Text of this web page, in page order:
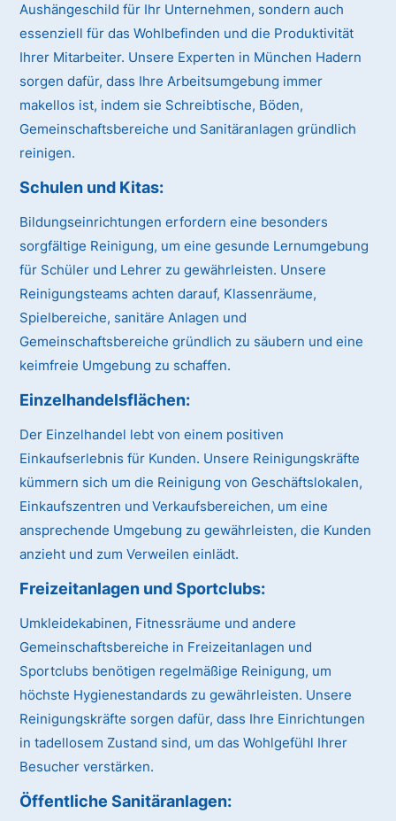
Aushängeschild für Ihr Unternehmen, sondern auch
essenziell für das Wohlbefinden und die Produktivität
Ihrer Mitarbeiter. Unsere Experten in München Hadern
sorgen dafür, dass Ihre Arbeitsumgebung immer
makellos ist, indem sie Schreibtische, Böden,
Gemeinschaftsbereiche und Sanitäranlagen gründlich
reinigen.
Schulen und Kitas:
Bildungseinrichtungen erfordern eine besonders
sorgfältige Reinigung, um eine gesunde Lernumgebung
für Schüler und Lehrer zu gewährleisten. Unsere
Reinigungsteams achten darauf, Klassenräume,
Spielbereiche, sanitäre Anlagen und
Gemeinschaftsbereiche gründlich zu säubern und eine
keimfreie Umgebung zu schaffen.
Einzelhandelsflächen:
Der Einzelhandel lebt von einem positiven
Einkaufserlebnis für Kunden. Unsere Reinigungskräfte
kümmern sich um die Reinigung von Geschäftslokalen,
Einkaufszentren und Verkaufsbereichen, um eine
ansprechende Umgebung zu gewährleisten, die Kunden
anzieht und zum Verweilen einlädt.
Freizeitanlagen und Sportclubs:
Umkleidekabinen, Fitnessräume und andere
Gemeinschaftsbereiche in Freizeitanlagen und
Sportclubs benötigen regelmäßige Reinigung, um
höchste Hygienestandards zu gewährleisten. Unsere
Reinigungskräfte sorgen dafür, dass Ihre Einrichtungen
in tadellosem Zustand sind, um das Wohlgefühl Ihrer
Besucher verstärken.
Öffentliche Sanitäranlagen: